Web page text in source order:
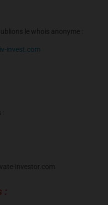
le whois anonyme :
invest.com
:
investor.com
: